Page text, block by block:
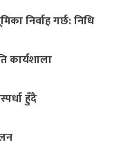
निर्वाह गर्छ: निधि
कार्यशाला
हुँदै